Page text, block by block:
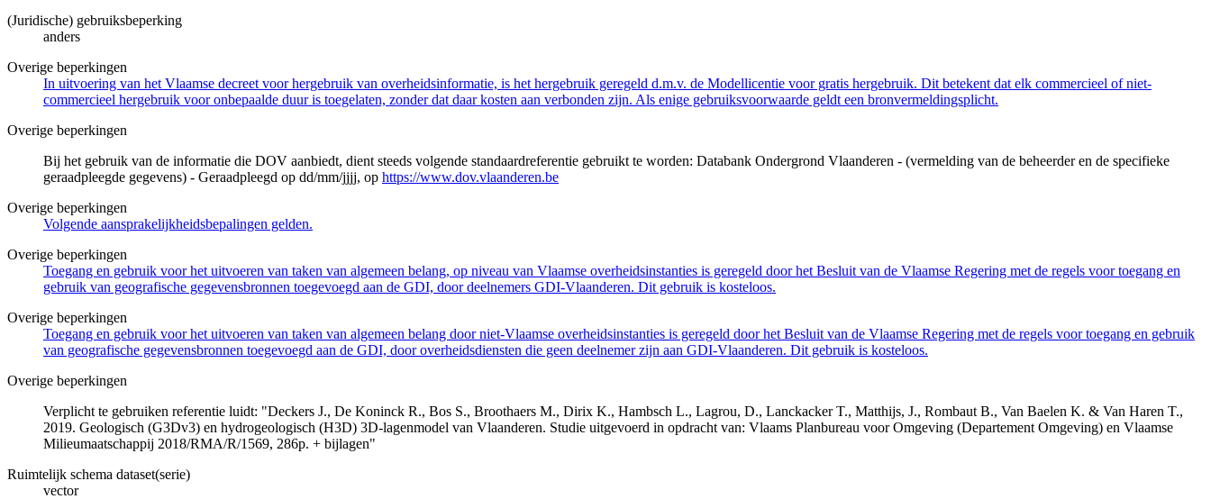
(Juridische) gebruiksbeperking
anders
Overige beperkingen
In uitvoering van het Vlaamse decreet voor hergebruik van overheidsinformatie, is het hergebruik geregeld d.m.v. de Modellicentie voor gratis hergebruik. Dit betekent dat elk commercieel of niet-
commercieel hergebruik voor onbepaalde duur is toegelaten, zonder dat daar kosten aan verbonden zijn. Als enige gebruiksvoorwaarde geldt een bronvermeldingsplicht.
Overige beperkingen
Bij het gebruik van de informatie die DOV aanbiedt, dient steeds volgende standaardreferentie gebruikt te worden: Databank Ondergrond Vlaanderen - (vermelding van de beheerder en de specifieke
geraadpleegde gegevens) - Geraadpleegd op dd/mm/jjjj, op https://www.dov.vlaanderen.be
Overige beperkingen
Volgende aansprakelijkheidsbepalingen gelden.
Overige beperkingen
Toegang en gebruik voor het uitvoeren van taken van algemeen belang, op niveau van Vlaamse overheidsinstanties is geregeld door het Besluit van de Vlaamse Regering met de regels voor toegang en
gebruik van geografische gegevensbronnen toegevoegd aan de GDI, door deelnemers GDI-Vlaanderen. Dit gebruik is kosteloos.
Overige beperkingen
Toegang en gebruik voor het uitvoeren van taken van algemeen belang door niet-Vlaamse overheidsinstanties is geregeld door het Besluit van de Vlaamse Regering met de regels voor toegang en gebruik
van geografische gegevensbronnen toegevoegd aan de GDI, door overheidsdiensten die geen deelnemer zijn aan GDI-Vlaanderen. Dit gebruik is kosteloos.
Overige beperkingen
Verplicht te gebruiken referentie luidt: "Deckers J., De Koninck R., Bos S., Broothaers M., Dirix K., Hambsch L., Lagrou, D., Lanckacker T., Matthijs, J., Rombaut B., Van Baelen K. & Van Haren T.,
2019. Geologisch (G3Dv3) en hydrogeologisch (H3D) 3D-lagenmodel van Vlaanderen. Studie uitgevoerd in opdracht van: Vlaams Planbureau voor Omgeving (Departement Omgeving) en Vlaamse
Milieumaatschappij 2018/RMA/R/1569, 286p. + bijlagen"
Ruimtelijk schema dataset(serie)
vector